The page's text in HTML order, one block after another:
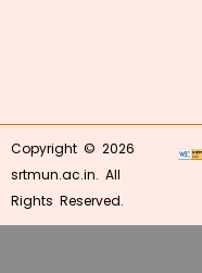
Copyright © 2026
srtmun.ac.in. All
Rights Reserved.